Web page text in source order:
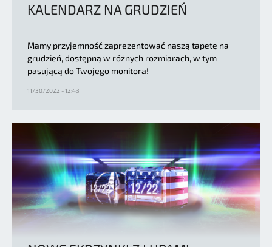
KALENDARZ NA GRUDZIEŃ
Mamy przyjemność zaprezentować naszą tapetę na
grudzień, dostępną w różnych rozmiarach, w tym
pasującą do Twojego monitora!
11/30/2022 - 12:43